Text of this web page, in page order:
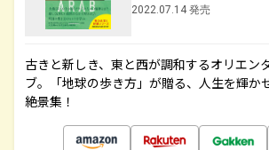
2022.07.14 発売
古きと新しき、東と西が調和するオリエン
ブ。「地球の歩き方」が贈る、人生を輝か
絶景集！